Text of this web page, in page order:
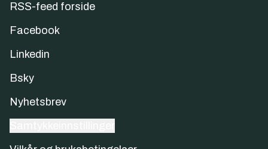
RSS-feed forside
Facebook
Linkedin
Bsky
Nyhetsbrev